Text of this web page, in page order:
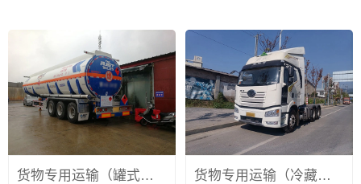
货物专用运输（罐式容器） 货物专用运输（冷藏保鲜设备）